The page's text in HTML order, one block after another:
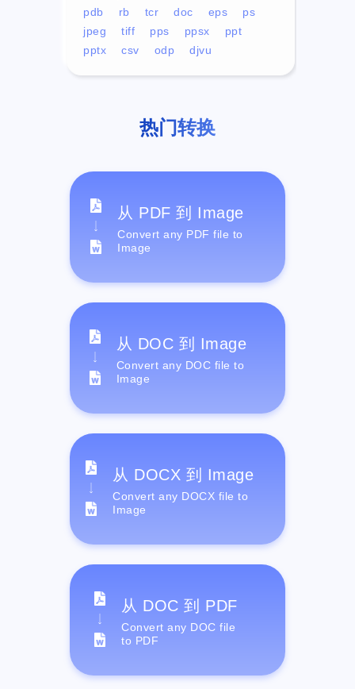
pdb
rb tcr doc eps
ps
jpeg
tiff pps ppsx
ppt
pptx
csv odp djvu
热门转换
从 PDF 到 Image
Convert any PDF file to
Image
从 DOC 到 Image
Convert any DOC file to
Image
从 DOCX 到 Image
Convert any DOCX file to
Image
从 DOC 到 PDF
Convert any DOC file
to PDF